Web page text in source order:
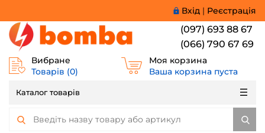
Вхід | Реєстрація
(097) 693 88 67
(066) 790 67 69
Вибране
Товарів (0)
Моя корзина
Ваша корзина пуста
Каталог товарів